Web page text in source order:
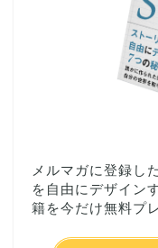
メルマガに登録し
を自由にデザイン
籍を今だけ無料プ